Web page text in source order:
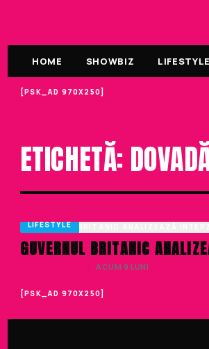
HOME SHOWBIZ LIFESTYLE
[PSK_AD 970X250]
ETICHETĂ:
LIFESTYLE
GUVERNUL BRITANIC
· ACUM 9 LUNI
[PSK_AD 970X250]